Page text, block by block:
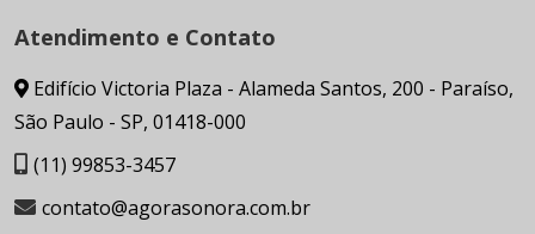
Atendimento e Contato
Edifício Victoria Plaza - Alameda Santos, 200 - Paraíso,
São Paulo - SP, 01418-000
(11) 99853-3457
contato@agorasonora.com.br